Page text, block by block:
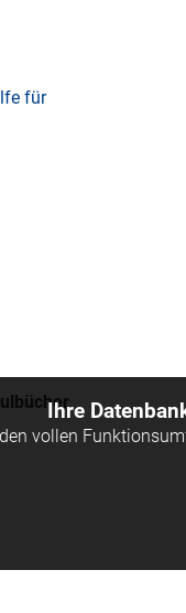
für
Ihre
vollen